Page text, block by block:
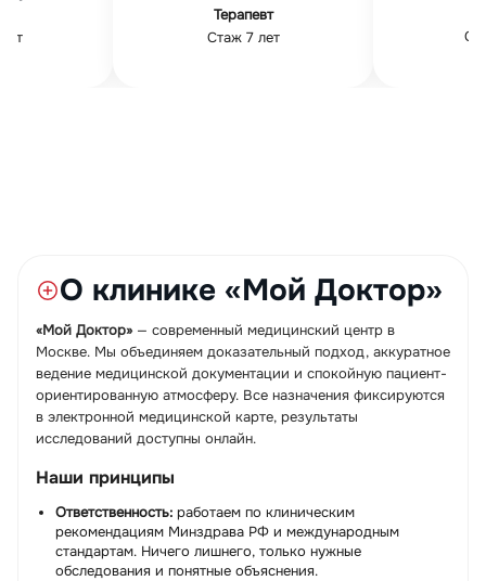
О клинике «Мой Доктор»
«Мой Доктор» — современный медицинский центр в
Москве. Мы объединяем доказательный подход, аккуратное
ведение медицинской документации и спокойную пациент-
ориентированную атмосферу. Все назначения фиксируются
в электронной медицинской карте, результаты
исследований доступны онлайн.
Наши принципы
Ответственность: работаем по клиническим
рекомендациям Минздрава РФ и международным
стандартам. Ничего лишнего, только нужные
обследования и понятные объяснения.